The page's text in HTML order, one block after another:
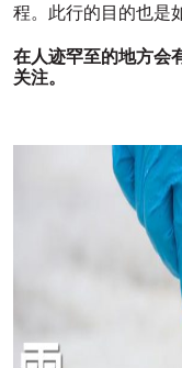
程。此行的目的也是
在人迹罕至的地方会
关注。